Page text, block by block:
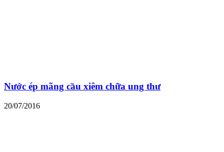
Nước ép mãng cầu xiêm chữa ung thư
20/07/2016